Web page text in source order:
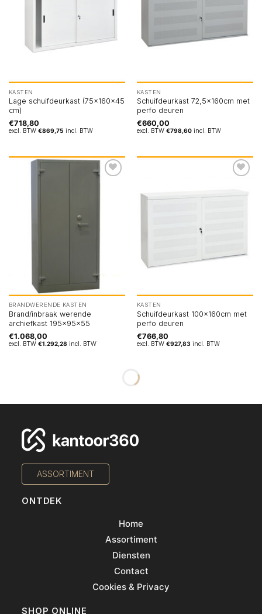
KASTEN
Lage schuifdeurkast (75x160x45
cm)
€718,80
excl. BTW €869,75 incl. BTW
KASTEN
Schuifdeurkast 72,5x160cm met
perfo deuren
€660,00
excl. BTW €798,60incl. BTW
BRANDWERENDE KASTEN
Brand/inbraak werende
archiefkast 195x95x55
€1.068,00
excl. BTW €1.292,28 incl. BTW
KASTEN
Schuifdeurkast 100x160cm met
perfo deuren
€766,80
excl. BTW €927,83 incl. BTW
Laptopkast LCL (met laadstation)
€558,00
excl. BTW